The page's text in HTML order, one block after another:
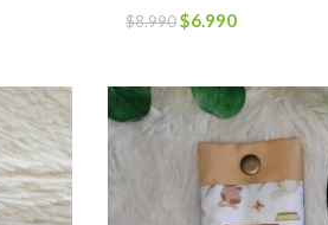
$8.990$6.990